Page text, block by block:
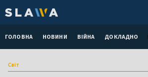
ГОЛОВНА НОВИНИ ВІЙНА ДОКЛАДНО
Світ